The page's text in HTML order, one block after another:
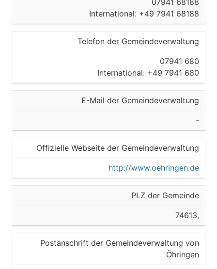
07941 68188
International: +49 7941 68188
Telefon der Gemeindeverwaltung
07941 680
International: +49 7941 680
E-Mail der Gemeindeverwaltung
-
Offizielle Webseite der Gemeindeverwaltung
http://www.oehringen.de
PLZ der Gemeinde
74613,
Postanschrift der Gemeindeverwaltung von
Öhringen